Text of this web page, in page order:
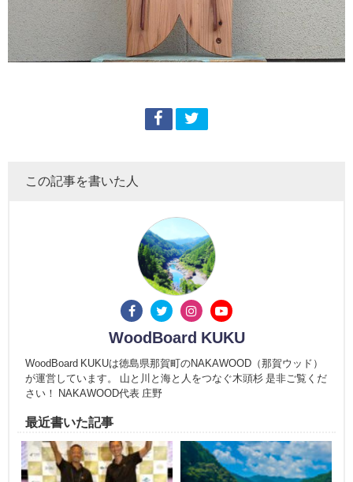
この記事を書いた人
WoodBoard KUKU
WoodBoard KUKUは徳島県那賀町のNAKAWOOD（那賀ウッド）
が運営しています。 山と川と海と人をつなぐ木頭杉 是非ご覧くだ
さい！ NAKAWOOD代表 庄野
最近書いた記事